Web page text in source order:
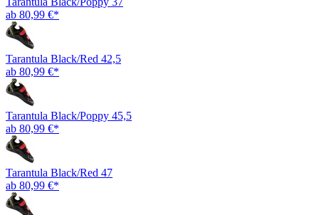
ab 80,99 €*
Tarantula Black/Red 42,5
ab 80,99 €*
Tarantula Black/Poppy 45,5
ab 80,99 €*
Tarantula Black/Red 47
ab 80,99 €*